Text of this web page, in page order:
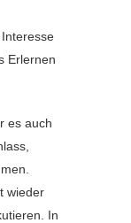
Erlernen
es auch
wieder
In